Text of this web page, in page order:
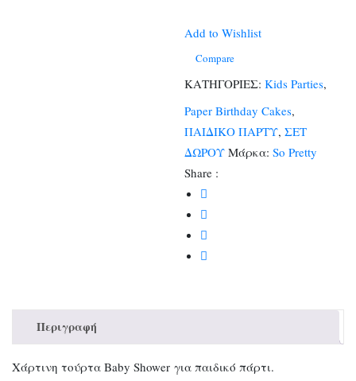
(1
classic
Add to Wishlist
Compare
ΚΑΤΗΓΟΡΙΕΣ: Kids Parties,
Paper Birthday Cakes,
ΠΑΙΔΙΚΟ ΠΑΡΤΥ,ΣΕΤ
ΔΩΡΟΥ Μάρκα:So Pretty
Share :
Περιγραφή
Χάρτινη τούρτα Βaby Shower για παιδικό πάρτι.